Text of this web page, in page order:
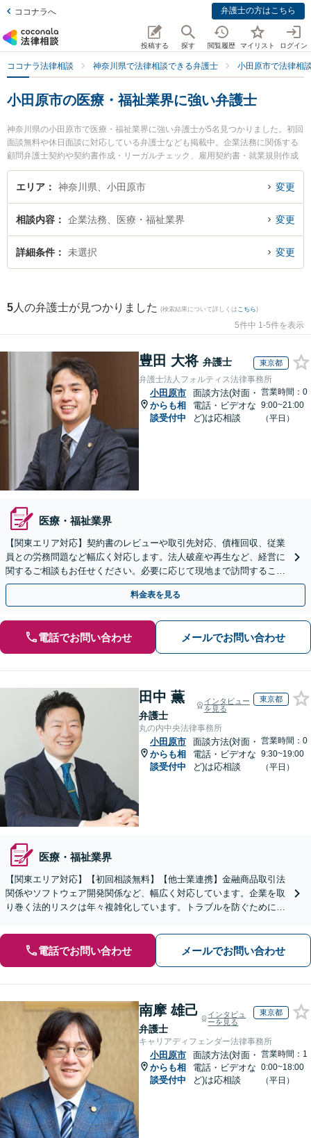
ココナラへ 弁護士の方はこちら
投稿する 探す 閲覧履歴 マイリスト ログイン
ココナラ法律相談 神奈川県で法律相談できる弁護士 小田原市で法律相
小田原市の医療・福祉業界に強い弁護士
神奈川県の小田原市で医療・福祉業界に強い弁護士が5名見つかりました。初回
面談無料や休日面談に対応している弁護士なども掲載中。企業法務に関係する
顧問弁護士契約や契約書作成・リーガルチェック、雇用契約書・就業規則作成
等の細かな分野での絞り込み検索もでき便利です。特にベリーベスト法律事務
所 小田原オフィスの安藤 良弁護士や望月法律事務所の望月 孝礼弁護士、三川
ブルを今すぐに弁護士に相談したい』『医療・福祉業界のトラブル解決の実績
豊富な近くの弁護士を検索したい』『初回相談無料で医療・福祉業界を法律相
談できる小田原市内の弁護士に相談予約したい』などでお困りの相談者さんに
エリア 神奈川県、小田原市 変更
相談内容 企業法務、医療・福祉業界 変更
詳細条件 未選択 変更
5 人の弁護士が見つかりました (検索結果について詳しくは こちら)
5件中 1-5件を表示
豊田 大将 弁護士 東京都
弁護士法人フォルティス法律事務所
小田原市
からも相
談受付中
面談方法(対面・
電話・ビデオな
ど)は応相談
営業時間：0
9:00~21:00
（平日）
医療・福祉業界
【関東エリア対応】契約書のレビューや取引先対応、債権回収、従業
員との労務問題など幅広く対応します。法人破産や再生など、経営に
関するご相談もお任せください。必要に応じて現地まで訪問すること
も可能
料金表を見る
電話でお問い合わせ メールでお問い合わせ
田中 薫
弁護士
インタビュー
を見る
東京都
丸の内中央法律事務所
小田原市
からも相
談受付中
面談方法(対面・
電話・ビデオな
ど)は応相談
営業時間：0
9:30~19:00
（平日）
医療・福祉業界
【関東エリア対応】【初回相談無料】【他士業連携】金融商品取引法
関係やソフトウェア開発関係など、幅広く対応しています。企業を取
り巻く法的リスクは年々複雑化しています。トラブルを防ぐために
電話でお問い合わせ メールでお問い合わせ
南摩 雄己
弁護士
インタビュ
ーを見る
東京都
キャリアディフェンダー法律事務所
小田原市
からも相
談受付中
面談方法(対面・
電話・ビデオな
ど)は応相談
営業時間：1
0:00~18:00
（平日）